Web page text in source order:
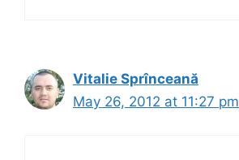
Vitalie Sprînceană
May 26, 2012 at 11:27 pm